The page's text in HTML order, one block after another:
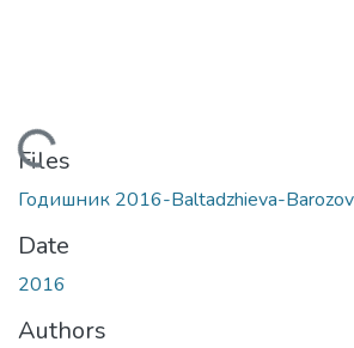
Loading...
Files
Годишник 2016-Baltadzhieva-
Date
2016
Authors